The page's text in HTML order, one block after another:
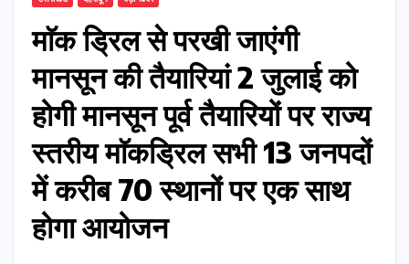
माॅक ड्रिल से परखी जाएंगी
मानसून की तैयारियां 2 जुलाई को
होगी मानसून पूर्व तैयारियों पर राज्य
स्तरीय माॅकड्रिल सभी 13 जनपदों
में करीब 70 स्थानों पर एक साथ
होगा आयोजन